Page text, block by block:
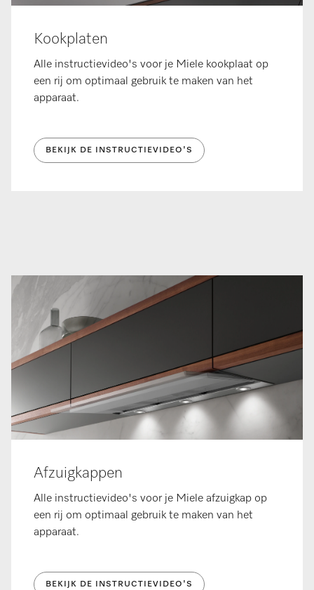
Kookplaten
Alle instructievideo's voor je Miele kookplaat op
een rij om optimaal gebruik te maken van het
apparaat.
BEKIJK DE INSTRUCTIEVIDEO'S
Afzuigkappen
Alle instructievideo's voor je Miele afzuigkap op
een rij om optimaal gebruik te maken van het
apparaat.
BEKIJK DE INSTRUCTIEVIDEO'S